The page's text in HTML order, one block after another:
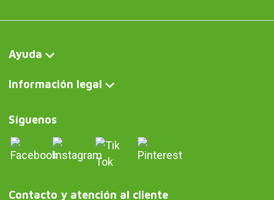
Ayuda
Información legal
Síguenos
Contacto y atención al cliente